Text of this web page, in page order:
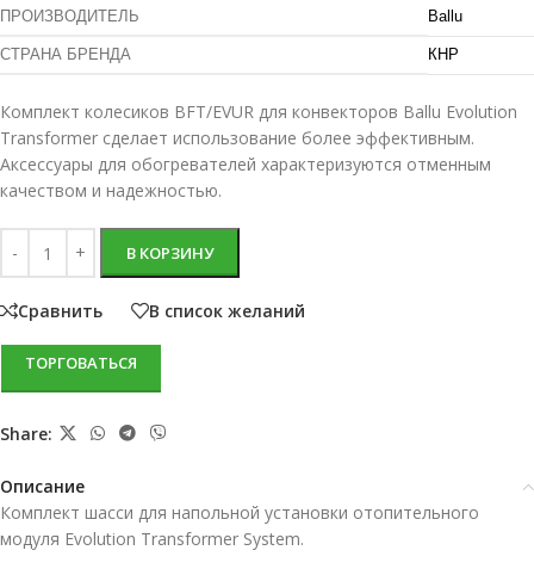
ПРОИЗВОДИТЕЛЬ Ballu
СТРАНА БРЕНДА КНР
Комплект колесиков BFT/EVUR для конвекторов Ballu Evolution
Transformer сделает использование более эффективным.
Аксессуары для обогревателей характеризуются отменным
качеством и надежностью.
В КОРЗИНУ
Сравнить В список желаний
ТОРГОВАТЬСЯ
Share:
Описание
Комплект шасси для напольной установки отопительного
модуля Evolution Transformer System.